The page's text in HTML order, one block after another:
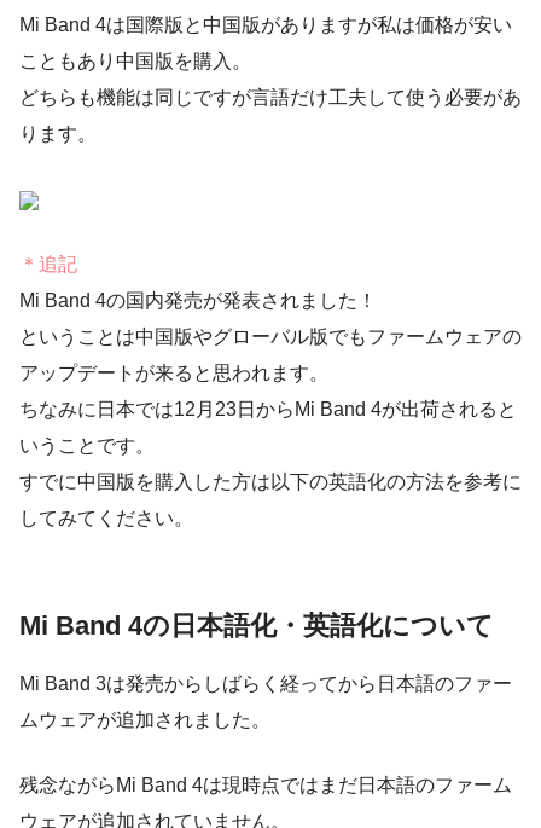
Mi Band 4は国際版と中国版がありますが私は価格が安い
こともあり中国版を購入。
どちらも機能は同じですが言語だけ工夫して使う必要があ
ります。
＊追記
Mi Band 4の国内発売が発表されました！
ということは中国版やグローバル版でもファームウェアの
アップデートが来ると思われます。
ちなみに日本では12月23日からMi Band 4が出荷されると
いうことです。
すでに中国版を購入した方は以下の英語化の方法を参考に
してみてください。
Mi Band 4の日本語化・英語化について
Mi Band 3は発売からしばらく経ってから日本語のファー
ムウェアが追加されました。
残念ながら Mi Band 4は現時点ではまだ日本語のファーム
ウェアが追加されていません。